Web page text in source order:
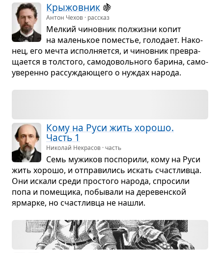
Кры­жов­ник 🍇
Антон Чехов · рассказ
Мел­кий чинов­ник пол­жизни копит
на малень­кое поме­стье, голо­дает. Нако­
нец, его мечта испол­ня­ется, и чинов­ник пре­вра­
ща­ется в тол­стого, само­до­воль­ного барина, само­
уве­ренно рас­су­жда­ю­щего о нуждах народа.
Кому на Руси жить хорошо.
Часть 1
Николай Некрасов · часть
Семь мужи­ков поспо­рили, кому на Руси
жить хорошо, и отпра­ви­лись искать счаст­ливца.
Они искали среди про­стого народа, спро­сили
попа и поме­щика, побы­вали на дере­вен­ской
ярмарке, но счаст­ливца не нашли.